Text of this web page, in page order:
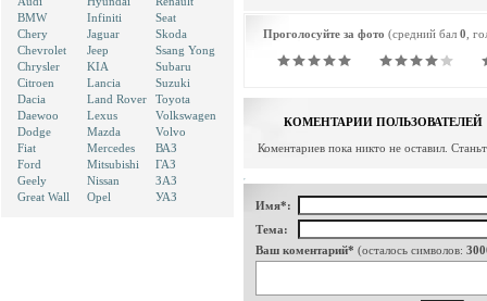
BMW
Chery
Chevrolet
Chrysler
Citroen
Dacia
Daewoo
Dodge
Fiat
Ford
Geely
Great Wall
Infiniti
Jaguar
Jeep
KIA
Lancia
Land Rover
Lexus
Mazda
Mercedes
Mitsubishi
Nissan
Opel
Seat
Skoda
Ssang Yong
Subaru
Suzuki
Toyota
Volkswagen
Volvo
ВАЗ
ГАЗ
ЗАЗ
УАЗ
Проголосуйте за фото (средний бал 0 ,
КОМЕНТАРИИ ПОЛЬЗОВАТЕЛЕЙ
Коментариев пока никто не оставил.
Имя*:
Тема:
Ваш коментарий* (осталось символов: